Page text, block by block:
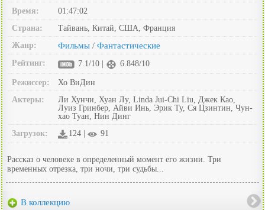
Время:
01:47:02
Страна:
Тайвань, Китай, США, Франция
Жанр:
Фильмы / Фантастические
Рейтинг: 7.1/10 | 6.848/10
Режиссер:
Хо ВиДин
Актеры:
Ли Хунчи, Хуан Лу, Linda Jui-Chi Liu, Джек Као,
Луиз Гринбер, Айви Инь, Эрик Ту, Ся Цзинтин, Чун-
хао Туан, Нин Динг
Загрузок:
124 | 91
Рассказ о человеке в определенный момент его жизни. Три
временных отрезка, три ночи, три судьбы...
В коллекцию